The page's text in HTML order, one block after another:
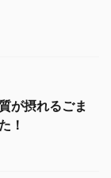
が摂れるごま
！